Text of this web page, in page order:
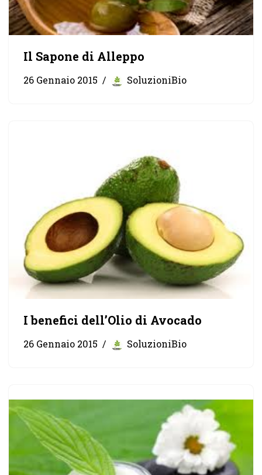
Il Sapone di Alleppo
26 Gennaio 2015 SoluzioniBio
I benefici dell’Olio di Avocado
26 Gennaio 2015 SoluzioniBio